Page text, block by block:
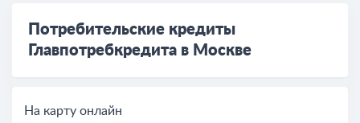
Потребительские кредиты
Главпотребкредита в Москве
На карту онлайн